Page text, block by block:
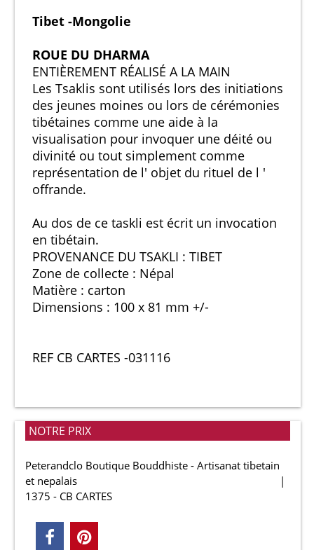
Tibet -Mongolie
ROUE DU DHARMA
ENTIÈREMENT RÉALISÉ A LA MAIN
Les Tsaklis sont utilisés lors des initiations
des jeunes moines ou lors de cérémonies
tibétaines comme une aide à la
visualisation pour invoquer une déité ou
divinité ou tout simplement comme
représentation de l' objet du rituel de l '
offrande.
Au dos de ce taskli est écrit un invocation
en tibétain.
PROVENANCE DU TSAKLI : TIBET
Zone de collecte : Népal
Matière : carton
Dimensions : 100 x 81 mm +/-
REF CB CARTES -031116
NOTRE PRIX
Peterandclo Boutique Bouddhiste - Artisanat tibetain
et nepalais
1375 - CB CARTES